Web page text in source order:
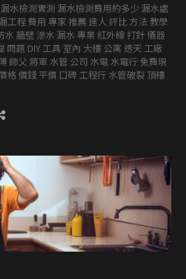
水檢測實測 漏水檢測費用約多少 漏水處
工程 費用 專家 推薦 達人 評比 方法 教學
牆壁 滲水 漏水 專業 紅外線 打針 儀器
問題 DIY 工具 室內 大樓 公寓 透天 工廠
師父 將軍 水管 公司 水電 水電行 免費現
格 價錢 平價 口碑 工程行 水管破裂 頂樓